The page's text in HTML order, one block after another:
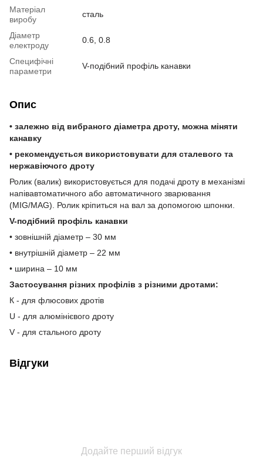
Матеріал
виробу
сталь
Діаметр
електроду
0.6, 0.8
Специфічні
параметри
V-подібний профіль канавки
Опис
• залежно від вибраного діаметра дроту, можна міняти
канавку
• рекомендується використовувати для сталевого та
нержавіючого дроту
Ролик (валик) використовується для подачі дроту в механізмі
напівавтоматичного або автоматичного зварювання
(MIG/MAG). Ролик кріпиться на вал за допомогою шпонки.
V-подібний профіль канавки
• зовнішній діаметр – 30 мм
• внутрішній діаметр – 22 мм
• ширина – 10 мм
Застосування різних профілів з різними дротами:
К - для флюсових дротів
U - для алюмінієвого дроту
V - для стального дроту
Відгуки
Додайте перший відгук